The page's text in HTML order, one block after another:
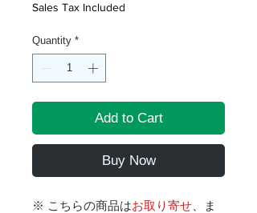
Sales Tax Included
Quantity *
Add to Cart
Buy Now
※ こちらの商品はお取り寄せ 、ま